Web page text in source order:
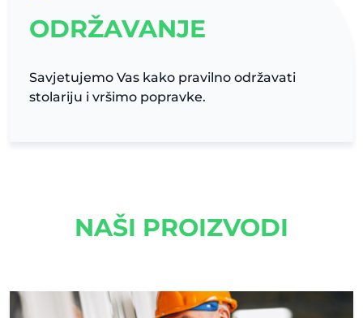
ODRŽAVANJE
Savjetujemo Vas kako pravilno održavati
stolariju i vršimo popravke.
NAŠI PROIZVODI